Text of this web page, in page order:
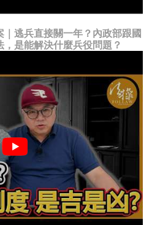
逃兵直接關一年？內政部跟國
是能解決什麼兵役問題？